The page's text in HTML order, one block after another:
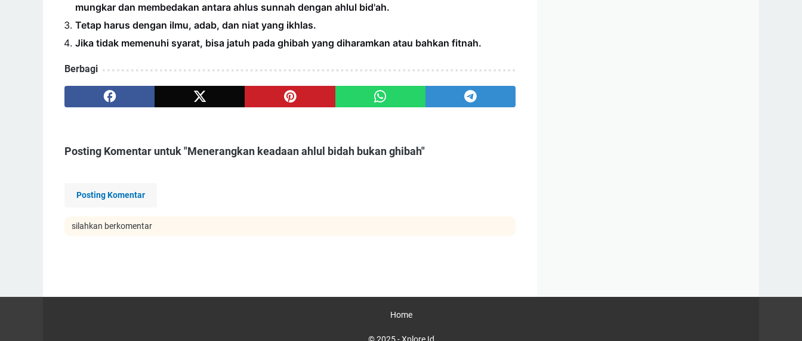
mungkar dan membedakan antara ahlus sunnah dengan ahlul bid'ah.
Tetap harus dengan ilmu, adab, dan niat yang ikhlas.
Jika tidak memenuhi syarat, bisa jatuh pada ghibah yang diharamkan atau bahkan fitnah.
Berbagi
Posting Komentar untuk "Menerangkan keadaan ahlul bidah bukan ghibah"
Posting Komentar
silahkan berkomentar
Home
© 2025 -Xplore Id